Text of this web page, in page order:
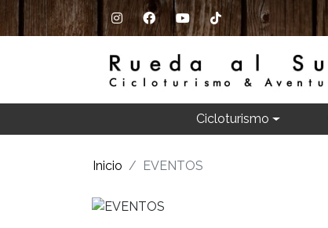
Cicloturismo
Inicio EVENTOS